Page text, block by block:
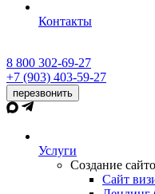
Контакты
8 800 302-69-27
+7 (903) 403-59-27
перезвонить
Услуги
Создание
Сайт